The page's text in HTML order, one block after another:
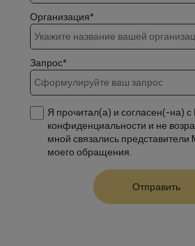
Организация*
Запрос*
Я прочитал(а) и согласен(-на) с
конфиденциальности и не
мной связались представители
моего обращения.